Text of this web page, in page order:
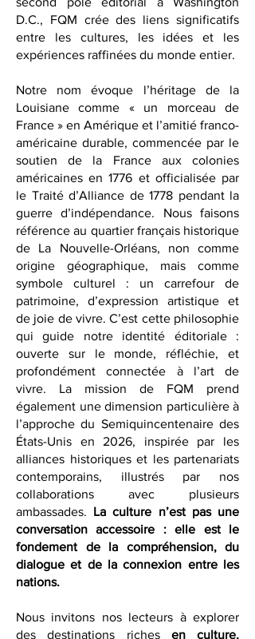
continents. Basé à Las Vegas, avec un
second pôle éditorial à Washington
D.C., FQM crée des liens significatifs
entre les cultures, les idées et les
Notre nom évoque l’héritage de la
Louisiane comme « un morceau de
France » en Amérique et l’amitié franco-
américaine durable, commencée par le
soutien de la France aux colonies
américaines en 1776 et officialisée par
le Traité d’Alliance de 1778 pendant la
guerre d’indépendance. Nous faisons
référence au quartier français historique
de La Nouvelle-Orléans, non comme
origine géographique, mais comme
symbole culturel : un carrefour de
patrimoine, d’expression artistique et
de joie de vivre. C’est cette philosophie
qui guide notre identité éditoriale :
ouverte sur le monde, réfléchie, et
profondément connectée à l’art de
vivre. La mission de FQM prend
également une dimension particulière à
l’approche du Semiquincentenaire des
États-Unis en 2026, inspirée par les
alliances historiques et les partenariats
contemporains, illustrés par nos
collaborations avec plusieurs
ambassades.
La culture n’est pas une
conversation accessoire : elle est le
fondement de la compréhension, du
dialogue et de la connexion entre les